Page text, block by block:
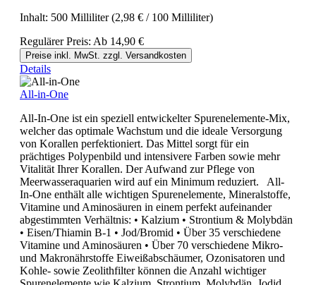
Inhalt: 500 Milliliter(2,98 € / 100 Milliliter)
Regulärer Preis: Ab 14,90 €
Preise inkl. MwSt. zzgl. Versandkosten
Details
All-in-One
All-In-One ist ein speziell entwickelter Spurenelemente-Mix,
welcher das optimale Wachstum und die ideale Versorgung
von Korallen perfektioniert. Das Mittel sorgt für ein
prächtiges Polypenbild und intensivere Farben sowie mehr
Vitalität Ihrer Korallen. Der Aufwand zur Pflege von
Meerwasseraquarien wird auf ein Minimum reduziert. All-
In-One enthält alle wichtigen Spurenelemente, Mineralstoffe,
Vitamine und Aminosäuren in einem perfekt aufeinander
abgestimmten Verhältnis: • Kalzium • Strontium & Molybdän
• Eisen/Thiamin B-1 • Jod/Bromid • Über 35 verschiedene
Vitamine und Aminosäuren • Über 70 verschiedene Mikro-
und Makronährstoffe Eiweißabschäumer, Ozonisatoren und
Kohle- sowie Zeolithfilter können die Anzahl wichtiger